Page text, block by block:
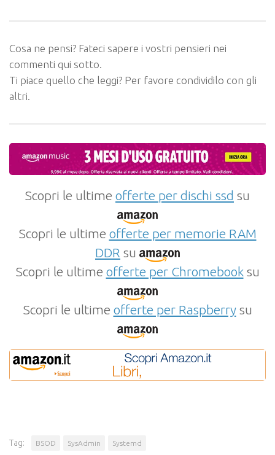
Cosa ne pensi? Fateci sapere i vostri pensieri nei
commenti qui sotto.
Ti piace quello che leggi? Per favore condividilo con gli
altri.
Scopri le ultime offerte per dischi ssd su
Scopri le ultime offerte per memorie RAM
DDR su
Scopri le ultime offerte per Chromebooksu
Scopri le ultime offerte per Raspberrysu
Tag: BSOD SysAdmin Systemd